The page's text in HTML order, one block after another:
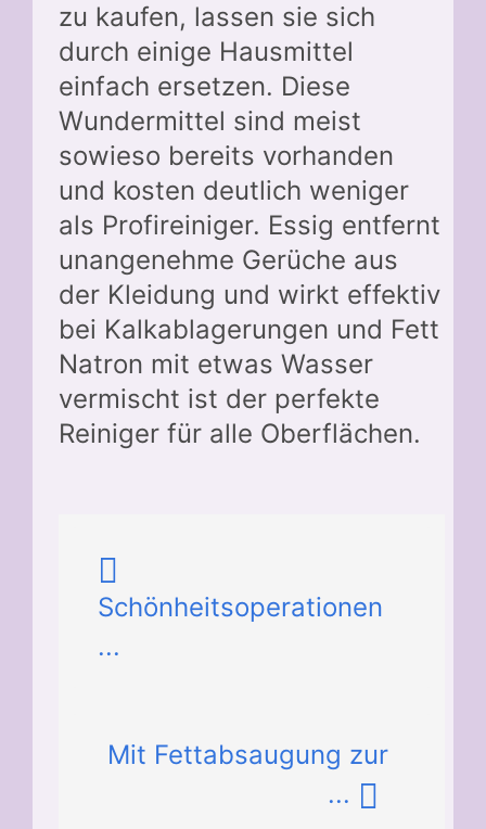
zu kaufen, lassen sie sich
durch einige Hausmittel
einfach ersetzen. Diese
Wundermittel sind meist
sowieso bereits vorhanden
und kosten deutlich weniger
als Profireiniger. Essig entfernt
unangenehme Gerüche aus
der Kleidung und wirkt effektiv
bei Kalkablagerungen und Fett
Natron mit etwas Wasser
vermischt ist der perfekte
Reiniger für alle Oberflächen.
Schönheitsoperationen
...
Mit Fettabsaugung zur
...